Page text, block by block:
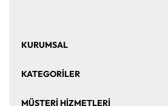
KURUMSAL
KATEGORİLER
MÜŞTERİ HİZMETLERİ